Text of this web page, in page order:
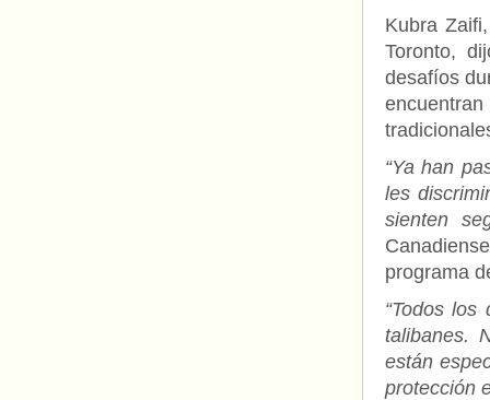
Kubra
Toronto,
desafíos
“Ya han
les
sienten
programa
“Todos
talibanes.
están
protección